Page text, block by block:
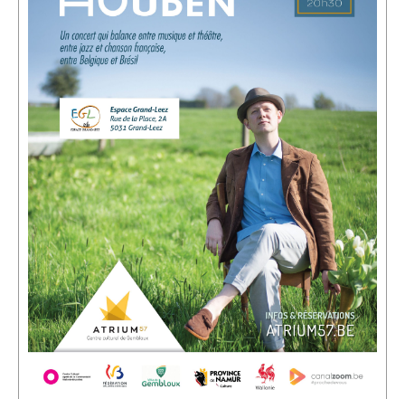
Location de Salle à l'Espace Grand-Leez
Description de la location
Salle du rez-de-chaussée (Photos)
Salle du 1er étage (Photos)
Salle du 2d étage (Photos)
Médias
Diaporama
Reportages photographiques
Reportages vidéos
Vidéos récentes
Vidéos archives